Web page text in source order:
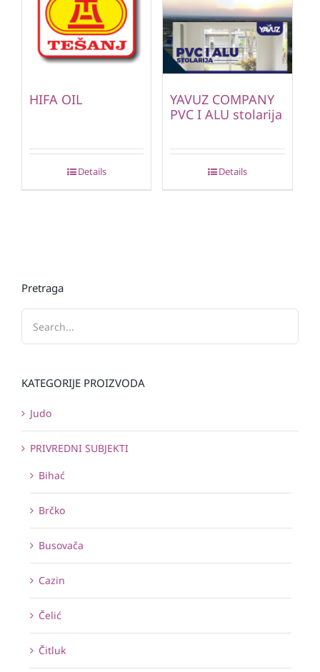
HIFA OIL
Details
YAVUZ COMPANY
PVC I ALU stolarija
Details
Pretraga
KATEGORIJE PROIZVODA
Judo
PRIVREDNI SUBJEKTI
Bihać
Brčko
Busovača
Cazin
Čelić
Čitluk